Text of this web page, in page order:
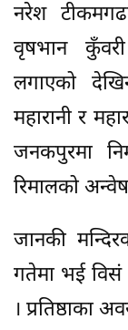
नरेश
वृषभान कुँवरी
लगाएको
महारानी र
जनकपुरमा
रिमालको
जानकी
गतेमा भई विसं
। प्रतिष्ठाका